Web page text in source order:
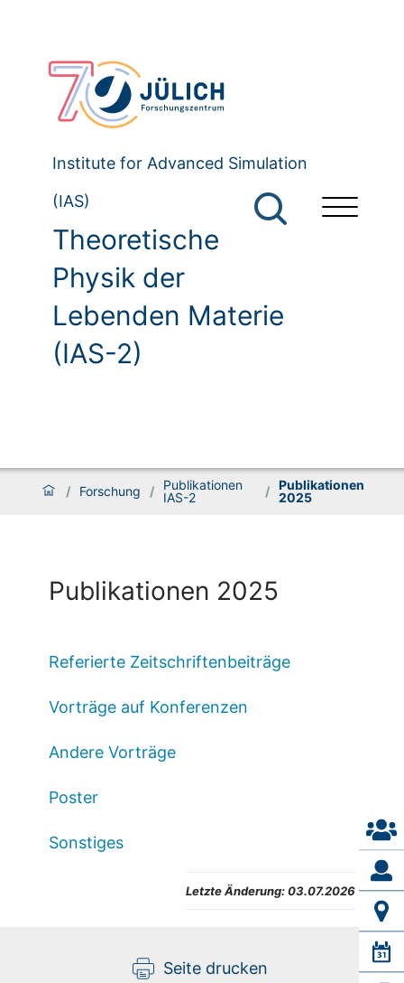
Institute for Advanced Simulation
(IAS)
Theoretische
Physik der
Lebenden Materie
(IAS-2)
/ Forschung /
Publikationen
IAS-2
/ Publikationen
2025
Publikationen 2025
Referierte Zeitschriftenbeiträge
Vorträge auf Konferenzen
Andere Vorträge
Poster
Sonstiges
Letzte Änderung:03.07.2026
Seite drucken